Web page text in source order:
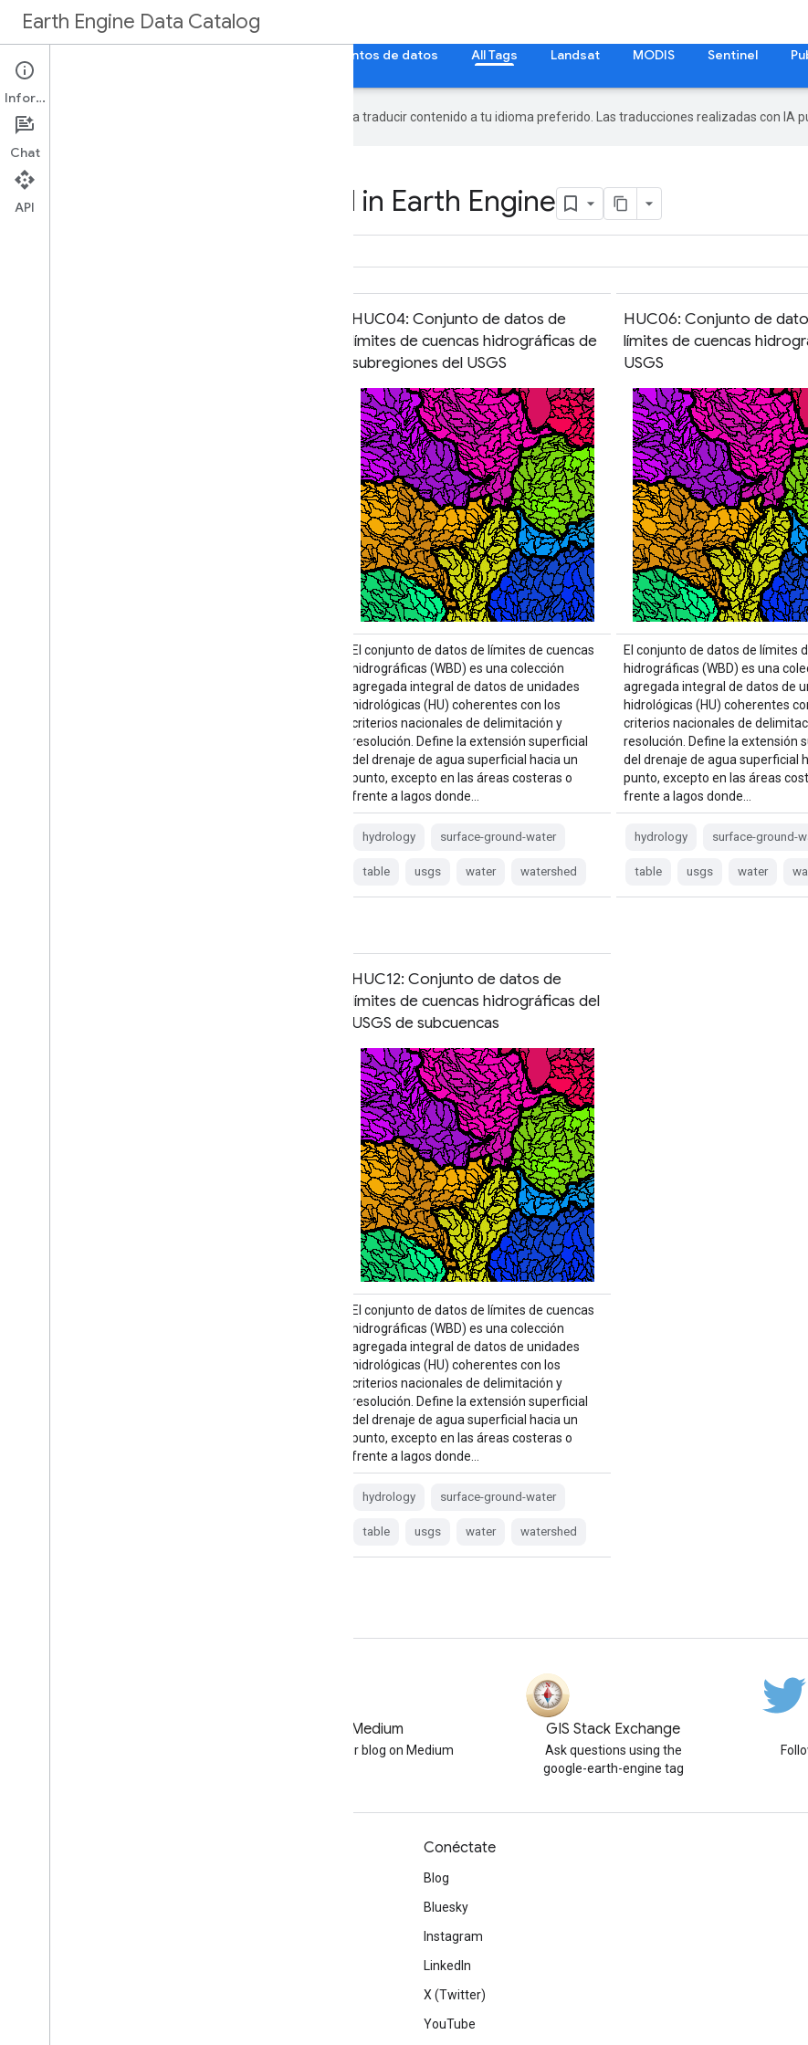
Earth Engine Data Catalog
Todos los conjuntos de datos All Tags Landsat MODIS Sentinel
Google utiliza tecnología de IA para traducir contenido a tu idioma preferido. Las traducciones realizadas con IA
Datasets tagged wbd in Earth Engine
HUC04: Conjunto de datos de
límites de cuencas hidrográficas de
subregiones del USGS
El conjunto de datos de límites de cuencas
hidrográficas (WBD) es una colección
agregada integral de datos de unidades
hidrológicas (HU) coherentes con los
criterios nacionales de delimitación y
resolución. Define la extensión superficial
del drenaje de agua superficial hacia un
punto, excepto en las áreas costeras o
frente a lagos donde…
hydrology surface-ground-water
table usgs water watershed
HUC06: Conjunto de
límites de cuencas
USGS
El conjunto de datos de límites
hidrográficas (WBD) es una
agregada integral de datos de
hidrológicas (HU) coherentes
criterios nacionales de
resolución. Define la extensión
del drenaje de agua superficial
punto, excepto en las áreas
frente a lagos donde…
hydrology surface-ground-
table usgs water
HUC12: Conjunto de datos de
límites de cuencas hidrográficas del
USGS de subcuencas
El conjunto de datos de límites de cuencas
hidrográficas (WBD) es una colección
agregada integral de datos de unidades
hidrológicas (HU) coherentes con los
criterios nacionales de delimitación y
resolución. Define la extensión superficial
del drenaje de agua superficial hacia un
punto, excepto en las áreas costeras o
frente a lagos donde…
hydrology surface-ground-water
table usgs water watershed
Medium
Follow our blog on Medium
GIS Stack Exchange
Ask questions using the
google-earth-engine tag
Conéctate
Blog
Bluesky
Instagram
LinkedIn
X (Twitter)
YouTube
Información
Chat
API